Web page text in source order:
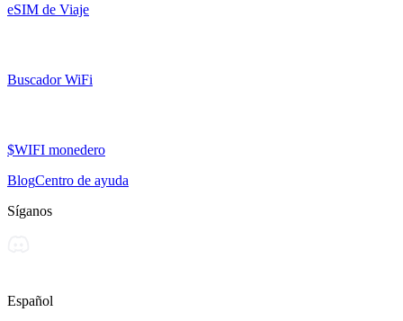
eSIM de Viaje
Buscador WiFi
$WIFI monedero
BlogCentro de ayuda
Síganos
Español